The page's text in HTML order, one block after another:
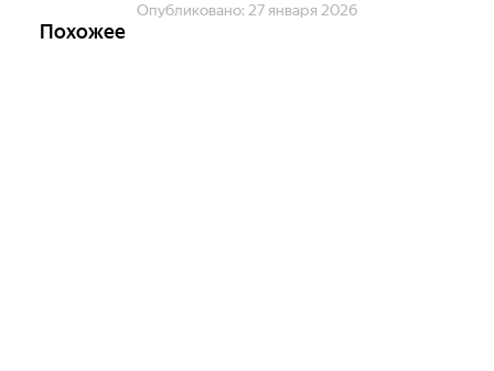
Опубликовано: 27 января 2026
Похожее